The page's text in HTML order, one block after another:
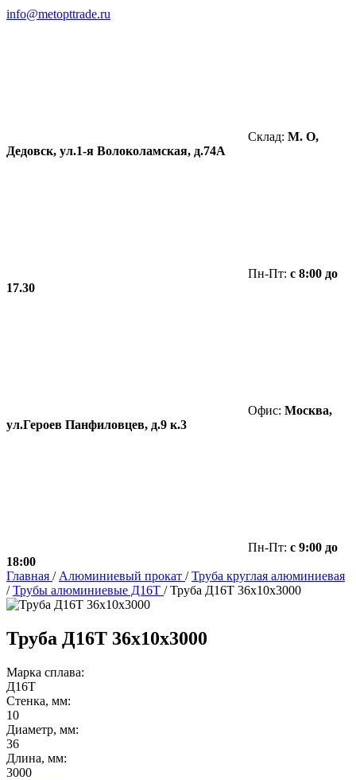
info@metopttrade.ru
Склад: М. О,
Дедовск, ул.1-я Волоколамская, д.74А
Пн-Пт: с 8:00 до
17.30
Офис: Москва,
ул.Героев Панфиловцев, д.9 к.3
Пн-Пт: с 9:00 до
18:00
Главная / Алюминиевый прокат / Труба круглая алюминиевая
/ Трубы алюминиевые Д16Т / Труба Д16Т 36х10х3000
Труба Д16Т 36х10х3000
Марка сплава:
Д16Т
Стенка, мм:
10
Диаметр, мм:
36
Длина, мм:
3000